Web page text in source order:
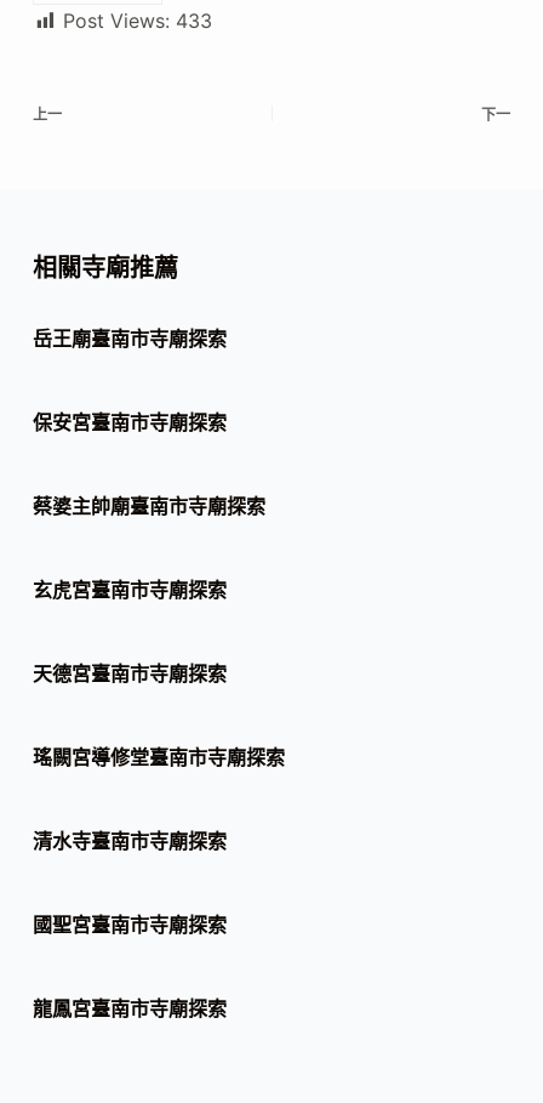
Post Views: 433
上一 下一
相關寺廟推薦
岳王廟臺南市寺廟探索
保安宮臺南市寺廟探索
蔡婆主帥廟臺南市寺廟探索
玄虎宮臺南市寺廟探索
天德宮臺南市寺廟探索
瑤闕宮導修堂臺南市寺廟探索
清水寺臺南市寺廟探索
國聖宮臺南市寺廟探索
龍鳳宮臺南市寺廟探索